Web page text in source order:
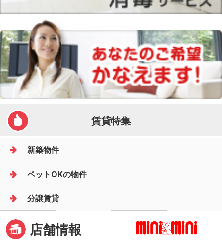
賃貸特集
新築物件
ペットOKの物件
分譲賃貸
店舗情報